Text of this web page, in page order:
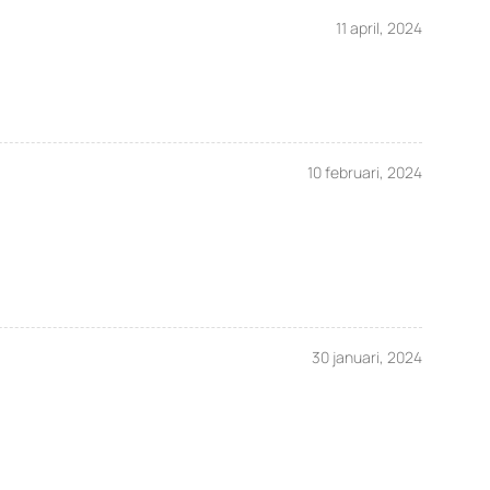
11 april, 2024
10 februari, 2024
30 januari, 2024